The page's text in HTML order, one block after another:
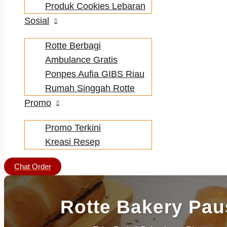
Produk Cookies Lebaran
Sosial
Rotte Berbagi
Ambulance Gratis
Ponpes Aufia GIBS Riau
Rumah Singgah Rotte
Promo
Promo Terkini
Kreasi Resep
Chat Order
Rotte Bakery